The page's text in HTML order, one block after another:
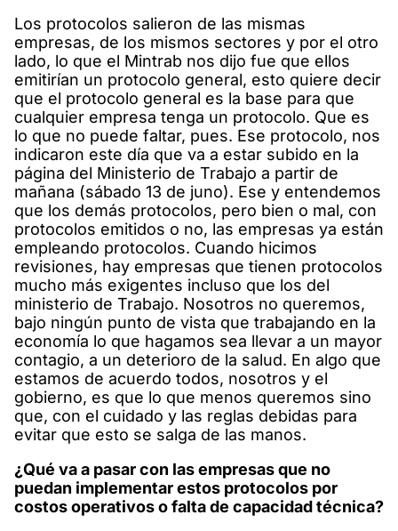
Los protocolos salieron de las mismas
empresas, de los mismos sectores y por el otro
lado, lo que el Mintrab nos dijo fue que ellos
emitirían un protocolo general, esto quiere decir
que el protocolo general es la base para que
cualquier empresa tenga un protocolo. Que es
lo que no puede faltar, pues. Ese protocolo, nos
indicaron este día que va a estar subido en la
página del Ministerio de Trabajo a partir de
mañana (sábado 13 de juno). Ese y entendemos
que los demás protocolos, pero bien o mal, con
protocolos emitidos o no, las empresas ya están
empleando protocolos. Cuando hicimos
revisiones, hay empresas que tienen protocolos
mucho más exigentes incluso que los del
ministerio de Trabajo. Nosotros no queremos,
bajo ningún punto de vista que trabajando en la
economía lo que hagamos sea llevar a un mayor
contagio, a un deterioro de la salud. En algo que
estamos de acuerdo todos, nosotros y el
gobierno, es que lo que menos queremos sino
que, con el cuidado y las reglas debidas para
evitar que esto se salga de las manos.
¿Qué va a pasar con las empresas que no
puedan implementar estos protocolos por
costos operativos o falta de capacidad técnica?